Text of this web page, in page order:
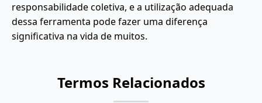
responsabilidade coletiva, e a utilização adequada
dessa ferramenta pode fazer uma diferença
significativa na vida de muitos.
Termos Relacionados